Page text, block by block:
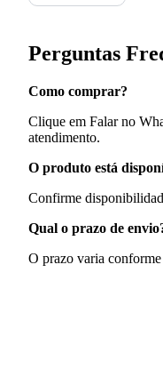
Perguntas
Como comprar?
Clique em Falar no
atendimento.
O produto está
Confirme
Qual o prazo de
O prazo varia conforme